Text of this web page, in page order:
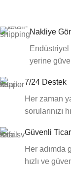
Nakliye
Endüstriyel
yerine
7/24 Destek
Her zaman
sorularınızı
Güvenli
Her adımda
hızlı ve